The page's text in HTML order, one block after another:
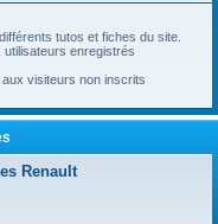
tutos et fiches du site.
enregistrés
visiteurs non inscrits
Renault